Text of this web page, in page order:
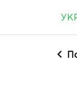
chevron_left